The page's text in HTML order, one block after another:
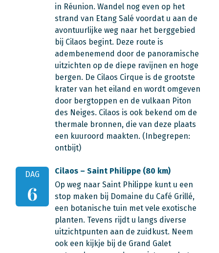
in Réunion. Wandel nog even op het
strand van Etang Salé voordat u aan de
avontuurlijke weg naar het berggebied
bij Cilaos begint. Deze route is
adembenemend door de panoramische
uitzichten op de diepe ravijnen en hoge
bergen. De Cilaos Cirque is de grootste
krater van het eiland en wordt omgeven
door bergtoppen en de vulkaan Piton
des Neiges. Cilaos is ook bekend om de
thermale bronnen, die van deze plaats
een kuuroord maakten. (Inbegrepen:
ontbijt)
DAG
6
Cilaos – Saint Philippe (80 km)
Op weg naar Saint Philippe kunt u een
stop maken bij Domaine du Café Grillé,
een botanische tuin met vele exotische
planten. Tevens rijdt u langs diverse
uitzichtpunten aan de zuidkust. Neem
ook een kijkje bij de Grand Galet